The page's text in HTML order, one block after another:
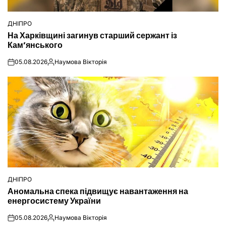
ОПУБЛІКУВАТИ
У
ДНІПРО
На Харківщині загинув старший сержант із
Кам’янського
on05.08.2026Опубліковано
Наумова Вікторія
ОПУБЛІКУВАТИ
У
ДНІПРО
Аномальна спека підвищує навантаження на
енергосистему України
on05.08.2026Опубліковано
Наумова Вікторія